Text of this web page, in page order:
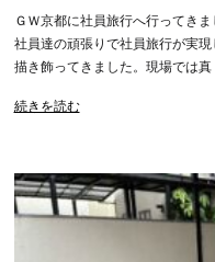
ＧＷ京都に社員旅行へ行ってき
社員達の頑張りで社員旅行が実
描き飾ってきました。現場では真
続きを読む